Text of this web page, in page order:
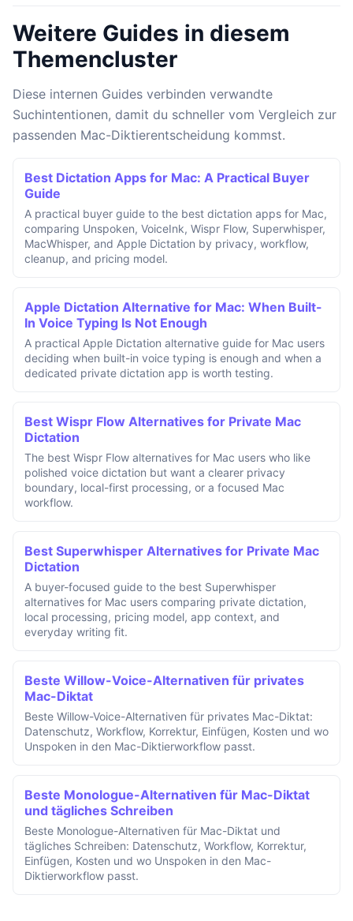
Weitere Guides in diesem
Themencluster
Diese internen Guides verbinden verwandte
Suchintentionen, damit du schneller vom Vergleich zur
passenden Mac-Diktierentscheidung kommst.
Best Dictation Apps for Mac: A Practical Buyer
Guide
A practical buyer guide to the best dictation apps for Mac,
comparing Unspoken, VoiceInk, Wispr Flow, Superwhisper,
MacWhisper, and Apple Dictation by privacy, workflow,
cleanup, and pricing model.
Apple Dictation Alternative for Mac: When Built-
In Voice Typing Is Not Enough
A practical Apple Dictation alternative guide for Mac users
deciding when built-in voice typing is enough and when a
dedicated private dictation app is worth testing.
Best Wispr Flow Alternatives for Private Mac
Dictation
The best Wispr Flow alternatives for Mac users who like
polished voice dictation but want a clearer privacy
boundary, local-first processing, or a focused Mac
workflow.
Best Superwhisper Alternatives for Private Mac
Dictation
A buyer-focused guide to the best Superwhisper
alternatives for Mac users comparing private dictation,
local processing, pricing model, app context, and
everyday writing fit.
Beste Willow-Voice-Alternativen für privates
Mac-Diktat
Beste Willow-Voice-Alternativen für privates Mac-Diktat:
Datenschutz, Workflow, Korrektur, Einfügen, Kosten und wo
Unspoken in den Mac-Diktierworkflow passt.
Beste Monologue-Alternativen für Mac-Diktat
und tägliches Schreiben
Beste Monologue-Alternativen für Mac-Diktat und
tägliches Schreiben: Datenschutz, Workflow, Korrektur,
Einfügen, Kosten und wo Unspoken in den Mac-
Diktierworkflow passt.